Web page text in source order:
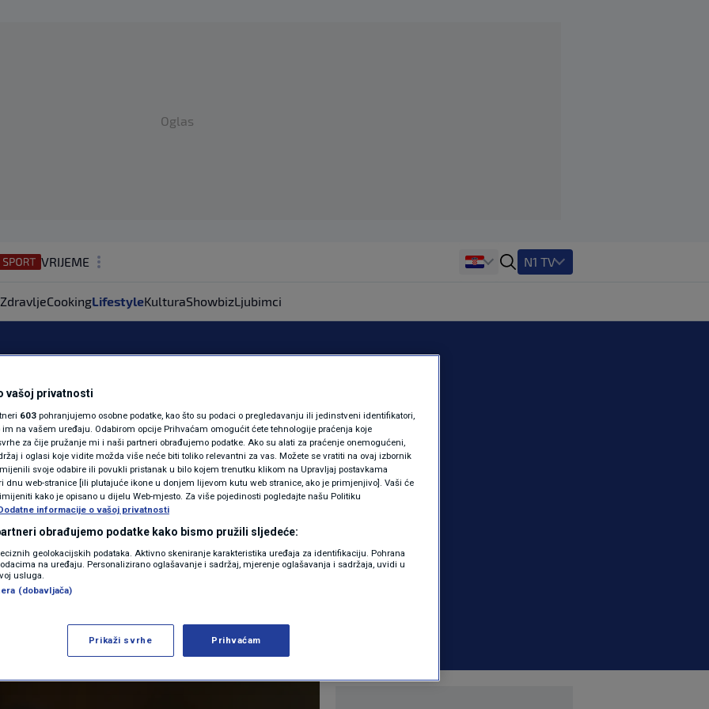
Oglas
VRIJEME
REGIJA
MAGAZIN
KOLUMNE
N1(DIS)INFO
KLIMATSKE PROMJENE
FOTO
VIDEO
N1 TV
ZdravljeCookingLifestyleKulturaShowbizLjubimci
dan započinjete
Ovu naviku
LIFESTYLE | 0 komentara
Više
vašoj privatnosti
603 pohranjujemo osobne podatke, kao što su podaci o pregledavanju ili jedinstveni identifikatori,
na vašem uređaju. Odabirom opcije Prihvaćam omogućit ćete tehnologije praćenja koje
za čije pružanje mi i naši partneri obrađujemo podatke. Ako su alati za praćenje onemogućeni,
i oglasi koje vidite možda više neće biti toliko relevantni za vas. Možete se vratiti na ovaj izbornik
svoje odabire ili povukli pristanak u bilo kojem trenutku klikom na Upravljaj postavkama
dnu web-stranice [ili plutajuće ikone u donjem lijevom kutu web stranice, ako je primjenjivo]. Vaši će
kako je opisano u dijelu Web-mjesto. Za više pojedinosti pogledajte našu Politiku
informacije o vašoj privatnosti
obrađujemo podatke kako bismo pružili sljedeće:
geolokacijskih podataka. Aktivno skeniranje karakteristika uređaja za identifikaciju. Pohrana
na uređaju. Personalizirano oglašavanje i sadržaj, mjerenje oglašavanja i sadržaja, uvidi u
usluga.
(dobavljača)
Prikaži svrhe Prihvaćam